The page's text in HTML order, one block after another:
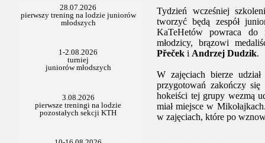
Tydzień wcześniej
tworzyć będą zespół
KaTeHetów powraca do
młodzicy, brązowi
Přeček i Andrzej Dudzik.
W zajęciach bierze udział
przygotowań zakończy
hokeiści tej grupy wezmą
miał miejsce w
w zajęciach, które po